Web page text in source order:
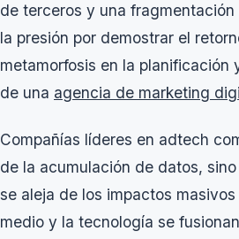
de terceros y una
la presión por demostrar el
metamorfosis en la planificación
de una agencia de marketing
Compañías líderes en adtech
de la acumulación de datos,
se aleja de los impactos
medio y la tecnología se